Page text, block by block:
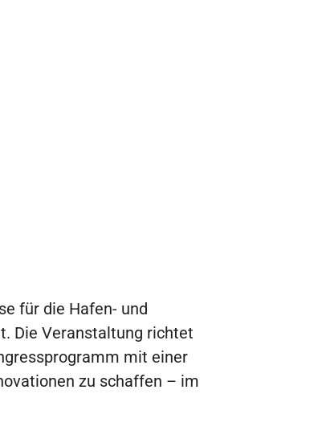
für die Hafen- und
Die Veranstaltung richtet
mit einer
zu schaffen – im